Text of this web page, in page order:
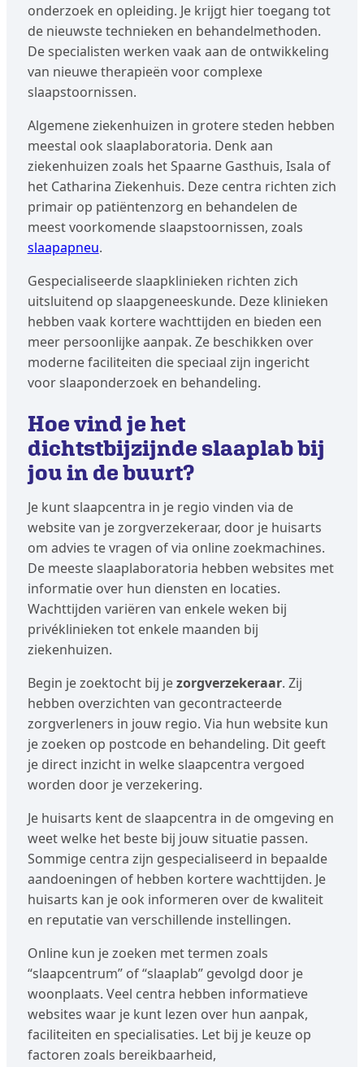
onderzoek en opleiding. Je krijgt hier toegang tot
de nieuwste technieken en behandelmethoden.
De specialisten werken vaak aan de ontwikkeling
van nieuwe therapieën voor complexe
slaapstoornissen.
Algemene ziekenhuizen in grotere steden hebben
meestal ook slaaplaboratoria. Denk aan
ziekenhuizen zoals het Spaarne Gasthuis, Isala of
het Catharina Ziekenhuis. Deze centra richten zich
primair op patiëntenzorg en behandelen de
meest voorkomende slaapstoornissen, zoals
slaapapneu.
Gespecialiseerde slaapklinieken richten zich
uitsluitend op slaapgeneeskunde. Deze klinieken
hebben vaak kortere wachttijden en bieden een
meer persoonlijke aanpak. Ze beschikken over
moderne faciliteiten die speciaal zijn ingericht
voor slaaponderzoek en behandeling.
Hoe vind je het
dichtstbijzijnde slaaplab bij
jou in de buurt?
Je kunt slaapcentra in je regio vinden via de
website van je zorgverzekeraar, door je huisarts
om advies te vragen of via online zoekmachines.
De meeste slaaplaboratoria hebben websites met
informatie over hun diensten en locaties.
Wachttijden variëren van enkele weken bij
privéklinieken tot enkele maanden bij
ziekenhuizen.
Begin je zoektocht bij jezorgverzekeraar. Zij
hebben overzichten van gecontracteerde
zorgverleners in jouw regio. Via hun website kun
je zoeken op postcode en behandeling. Dit geeft
je direct inzicht in welke slaapcentra vergoed
worden door je verzekering.
Je huisarts kent de slaapcentra in de omgeving en
weet welke het beste bij jouw situatie passen.
Sommige centra zijn gespecialiseerd in bepaalde
aandoeningen of hebben kortere wachttijden. Je
huisarts kan je ook informeren over de kwaliteit
en reputatie van verschillende instellingen.
Online kun je zoeken met termen zoals
“slaapcentrum” of “slaaplab” gevolgd door je
woonplaats. Veel centra hebben informatieve
websites waar je kunt lezen over hun aanpak,
faciliteiten en specialisaties. Let bij je keuze op
factoren zoals bereikbaarheid,